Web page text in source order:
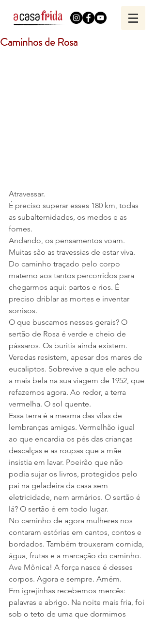
Caminhos de Rosa
Atravessar.
É preciso superar esses 180 km, todas
as subalternidades, os medos e as
fomes.
Andando, os pensamentos voam.
Muitas são as travessias de estar viva.
Do caminho traçado pelo corpo
materno aos tantos percorridos para
chegarmos aqui: partos e rios. É
preciso driblar as mortes e inventar
sorrisos.
O que buscamos nesses gerais? O
sertão de Rosa é verde e cheio de
pássaros. Os buritis ainda existem.
Veredas resistem, apesar dos mares de
eucaliptos. Sobrevive a que ele achou
a mais bela na sua viagem de 1952, que
refazemos agora. Ao redor, a terra
vermelha. O sol quente.
Essa terra é a mesma das vilas de
lembranças amigas. Vermelhão igual
ao que encardia os pés das crianças
descalças e as roupas que a mãe
insistia em lavar. Poeirão que não
podia sujar os livros, protegidos pelo
pai na geladeira da casa sem
eletricidade, nem armários. O sertão é
lá? O sertão é em todo lugar.
No caminho de agora mulheres nos
contaram estórias em cantos, contos e
bordados. Também trouxeram comida,
água, frutas e a marcação do caminho.
Ave Mônica! A força nasce é desses
corpos. Agora e sempre. Amém.
Em igrejinhas recebemos mercês:
palavras e abrigo. Na noite mais fria, foi
sob o teto de uma que dormimos